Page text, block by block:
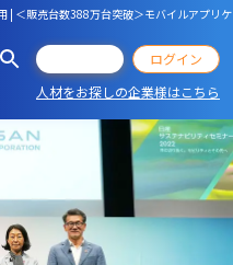
| ＜販売台数388万台突破＞モバイルアプ
ログイン
人材をお探しの企業様はこちら